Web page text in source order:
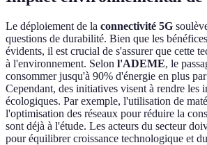
Le déploiement de la connectivité 5G
questions de durabilité. Bien que les
évidents, il est crucial de s'assurer que cette
à l'environnement. Selon l'ADEME, le
consommer jusqu'à 90% d'énergie en plus
Cependant, des initiatives visent à rendre les
écologiques. Par exemple, l'utilisation de
l'optimisation des réseaux pour réduire la
sont déjà à l'étude. Les acteurs du secteur
pour équilibrer croissance technologique et